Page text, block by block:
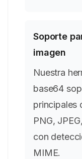
Soporte
imagen
Nuestra
base64
principales
PNG,
con
MIME.